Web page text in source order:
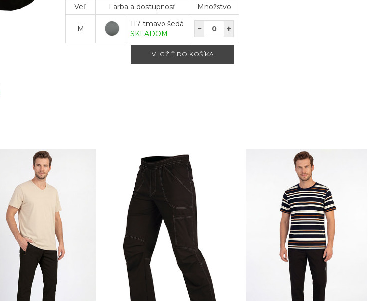
Veľ. Farba a dostupnosť Množstvo
M
117 tmavo šedá
SKLADOM